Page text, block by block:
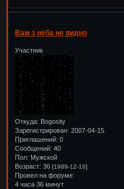
Вам з неба не видно
Участник
Откуда: Bogosity
Зарегистрирован: 2007-04-15
Приглашений: 0
Сообщений: 40
Пол: Мужской
Возраст: 36[1989-12-16]
Провел на форуме:
4 часа 36 минут